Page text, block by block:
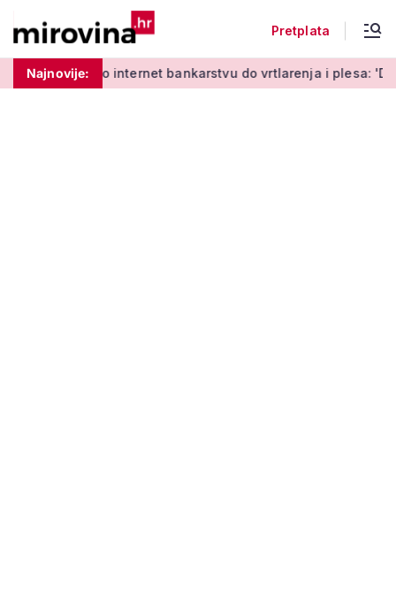
Pretplata
Najnovije:
Od učenja o internet bankarstvu do vrtlarenja i plesa: 'Da